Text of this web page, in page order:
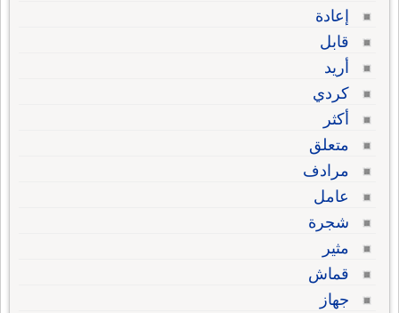
إعادة
قابل
أريد
كردي
أكثر
متعلق
مرادف
عامل
شجرة
مثير
قماش
جهاز